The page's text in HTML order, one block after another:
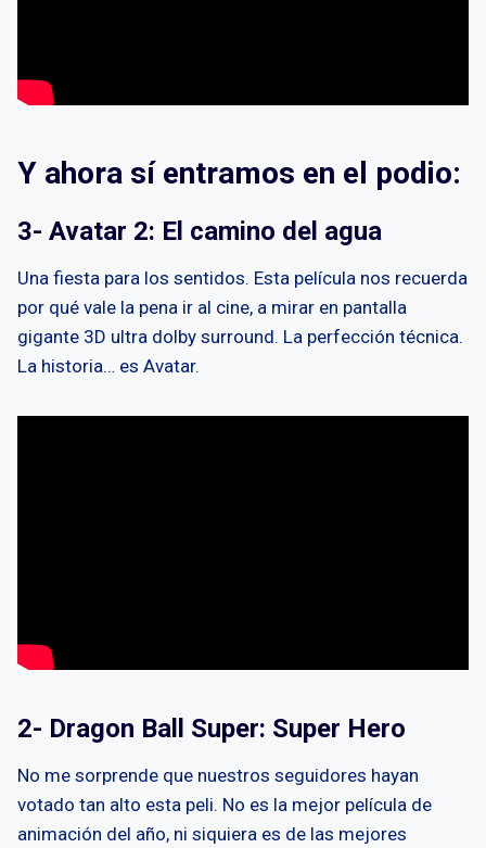
Y ahora sí entramos en el podio:
3- Avatar 2: El camino del agua
Una fiesta para los sentidos. Esta película nos recuerda
por qué vale la pena ir al cine, a mirar en pantalla
gigante 3D ultra dolby surround. La perfección técnica.
La historia… es Avatar.
2- Dragon Ball Super: Super Hero
No me sorprende que nuestros seguidores hayan
votado tan alto esta peli. No es la mejor película de
animación del año, ni siquiera es de las mejores